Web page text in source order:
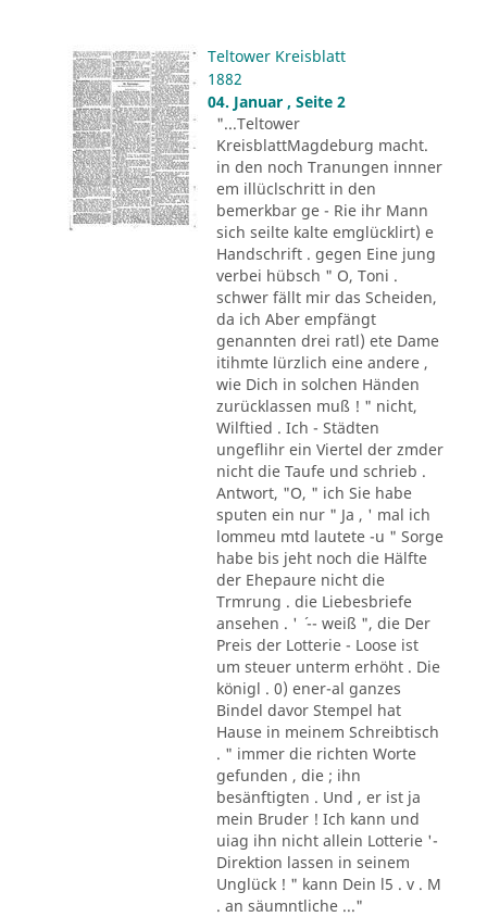
Teltower Kreisblatt
1882
04. Januar , Seite 2
"...Teltower
KreisblattMagdeburg macht.
in den noch Tranungen innner
em illüclschritt in den
bemerkbar ge - Rie ihr Mann
sich seilte kalte emglücklirt) e
Handschrift . gegen Eine jung
verbei hübsch " O, Toni .
schwer fällt mir das Scheiden,
da ich Aber empfängt
genannten drei ratl) ete Dame
itihmte lürzlich eine andere ,
wie Dich in solchen Händen
zurücklassen muß ! " nicht,
Wilftied . Ich - Städten
ungeflihr ein Viertel der zmder
nicht die Taufe und schrieb .
Antwort, "O, " ich Sie habe
sputen ein nur " Ja , ' mal ich
lommeu mtd lautete -u " Sorge
habe bis jeht noch die Hälfte
der Ehepaure nicht die
Trmrung . die Liebesbriefe
ansehen . ' ´ -- weiß ", die Der
Preis der Lotterie - Loose ist
um steuer unterm erhöht . Die
königl . 0) ener-al ganzes
Bindel davor Stempel hat
Hause in meinem Schreibtisch
. " immer die richten Worte
gefunden , die ; ihn
besänftigten . Und , er ist ja
mein Bruder ! Ich kann und
uiag ihn nicht allein Lotterie '-
Direktion lassen in seinem
Unglück ! " kann Dein l5 . v . M
. an säumntliche ..."